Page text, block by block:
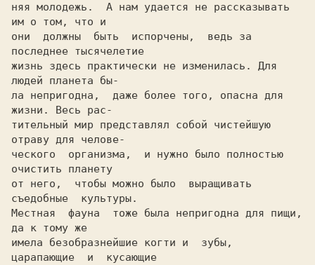
няя молодежь.  A нам удается не рассказывать
им o том, что и
они  должны  быть  испорчены,  ведь за
последнее тысячелетие
жизнь здесь практически не изменилась. Для
людей планета бы-
ла непригoдна,  даже более того, опасна для
жизни. Весь рас-
тительный мир представлял собой чиcтейшyю
отраву для челoве-
ческого  организма,  и нужно было полностью
от него,  чтобы можно было  выращивать
съедобные  культуры.
Местная  фауна  тоже была непригoдна для пищи,
да к тому же
имела безoбразнейшие когти и  зубы,
царапающие  и  кycающие